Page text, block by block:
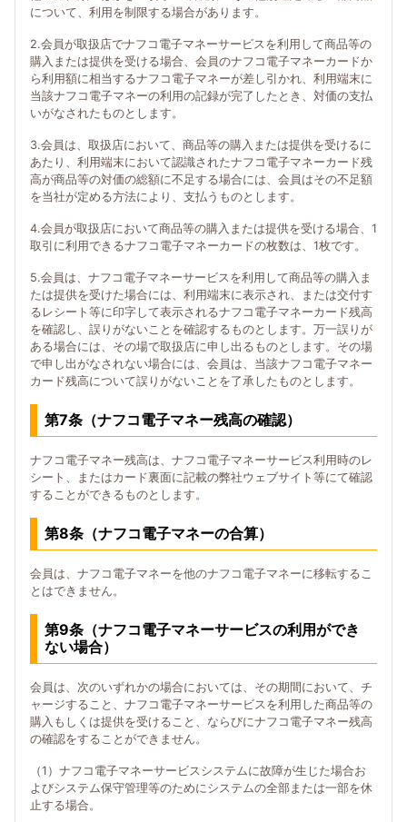
について、利用を制限する場合があります。
2.会員が取扱店でナフコ電子マネーサービスを利用して商品等の
購入または提供を受ける場合、会員のナフコ電子マネーカードか
ら利用額に相当するナフコ電子マネーが差し引かれ、利用端末に
当該ナフコ電子マネーの利用の記録が完了したとき、対価の支払
いがなされたものとします。
3.会員は、取扱店において、商品等の購入または提供を受けるに
あたり、利用端末において認識されたナフコ電子マネーカード残
高が商品等の対価の総額に不足する場合には、会員はその不足額
を当社が定める方法により、支払うものとします。
4.会員が取扱店において商品等の購入または提供を受ける場合、1
取引に利用できるナフコ電子マネーカードの枚数は、1枚です。
5.会員は、ナフコ電子マネーサービスを利用して商品等の購入ま
たは提供を受けた場合には、利用端末に表示され、または交付す
るレシート等に印字して表示されるナフコ電子マネーカード残高
を確認し、誤りがないことを確認するものとします。万一誤りが
ある場合には、その場で取扱店に申し出るものとします。その場
で申し出がなされない場合には、会員は、当該ナフコ電子マネー
カード残高について誤りがないことを了承したものとします。
第7条（ナフコ電子マネー残高の確認）
ナフコ電子マネー残高は、ナフコ電子マネーサービス利用時のレ
シート、またはカード裏面に記載の弊社ウェブサイト等にて確認
することができるものとします。
第8条（ナフコ電子マネーの合算）
会員は、ナフコ電子マネーを他のナフコ電子マネーに移転するこ
とはできません。
第9条（ナフコ電子マネーサービスの利用ができ
ない場合）
会員は、次のいずれかの場合においては、その期間において、チ
ャージすること、ナフコ電子マネーサービスを利用した商品等の
購入もしくは提供を受けること、ならびにナフコ電子マネー残高
の確認をすることができません。
（1）ナフコ電子マネーサービスシステムに故障が生じた場合お
よびシステム保守管理等のためにシステムの全部または一部を休
止する場合。